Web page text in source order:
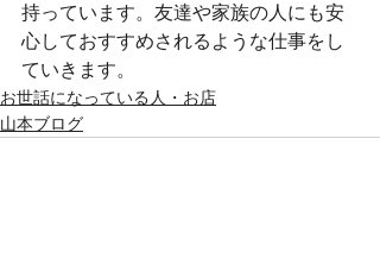
持っています。友達や家族の人にも安
心しておすすめされるような仕事をし
ていきます。
お世話になっている人・お店
山本ブログ